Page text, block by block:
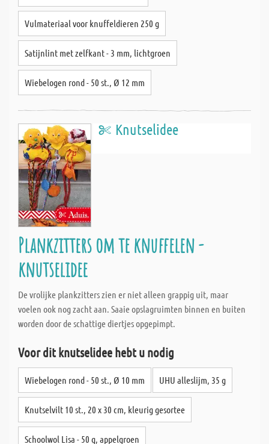
Vulmateriaal voor knuffeldieren 250 g
Satijnlint met zelfkant - 3 mm, lichtgroen
Wiebelogen rond - 50 st., Ø 12 mm
Knutselidee
Plankzitters om te knuffelen -
knutselidee
De vrolijke plankzitters zien er niet alleen grappig uit, maar
voelen ook nog zacht aan. Saaie opslagruimten binnen en buiten
worden door de schattige diertjes opgepimpt.
Voor dit knutselidee hebt u nodig
Wiebelogen rond - 50 st., Ø 10 mm UHU alleslijm, 35 g
Knutselvilt 10 st., 20 x 30 cm, kleurig gesortee
Schoolwol Lisa - 50 g, appelgroen